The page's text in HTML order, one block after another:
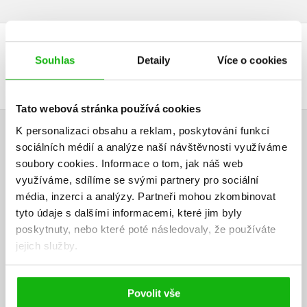
Souhlas Detaily Více o cookies
Tato webová stránka používá cookies
K personalizaci obsahu a reklam, poskytování funkcí
sociálních médií a analýze naší návštěvnosti využíváme
soubory cookies. Informace o tom, jak náš web
využíváme, sdílíme se svými partnery pro sociální
média, inzerci a analýzy. Partneři mohou zkombinovat
tyto údaje s dalšími informacemi, které jim byly
poskytnuty, nebo které poté následovaly, že používáte
jejich služby.
Povolit vše
DALŠÍ TITULY Z ŘADY "ŠELMY Z OLYMPU"
HODNOCENÍ ČTENÁŘŮ
V současné době nejsou vytvořena žádná uživatelská hodnocení.
Vaše hodnocení
Uživatelskou recenzi mohou vkládat pouze registrovaní uživatelé
Přihlásit